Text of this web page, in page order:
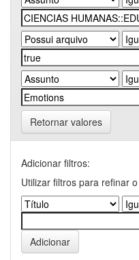
Retornar valores
Adicionar filtros:
Utilizar filtros para refinar